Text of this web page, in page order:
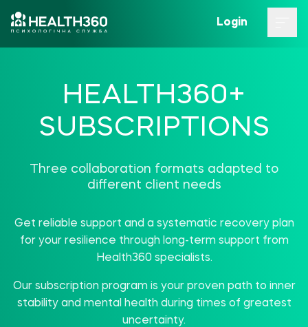
Login
HEALTH360+
SUBSCRIPTIONS
Three collaboration formats adapted to
different client needs
Get reliable support and a systematic recovery plan
for your resilience through long-term support from
Health360 specialists.
Our subscription program is your proven path to inner
stability and mental health during times of greatest
uncertainty.